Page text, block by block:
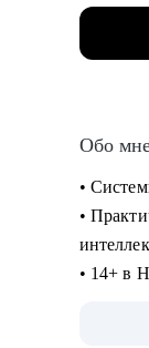
Обо
•
•
• 14+ в